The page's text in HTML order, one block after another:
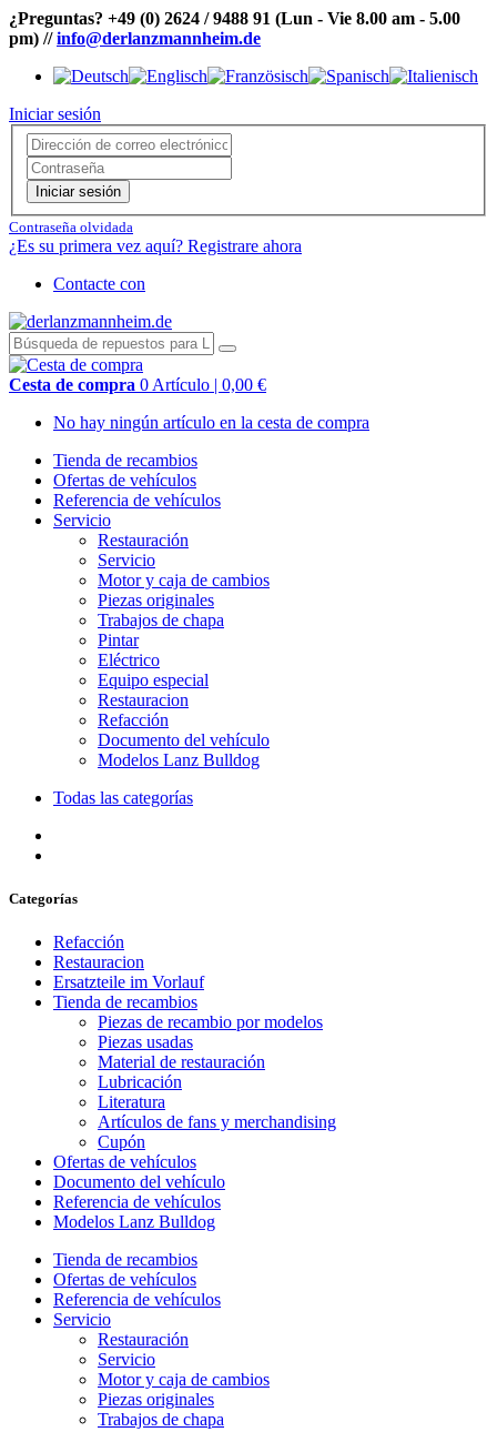
¿Preguntas? +49 (0) 2624 / 9488 91 (Lun - Vie 8.00 am - 5.00
pm) //info@derlanzmannheim.de
Iniciar sesión
Iniciar sesión
Contraseña olvidada
¿Es su primera vez aquí? Registrare ahora
Contacte con
Cesta de compra 0 Artículo | 0,00 €
No hay ningún artículo en la cesta de compra
Tienda de recambios
Ofertas de vehículos
Referencia de vehículos
Servicio
Restauración
Servicio
Motor y caja de cambios
Piezas originales
Trabajos de chapa
Pintar
Eléctrico
Equipo especial
Restauracion
Refacción
Documento del vehículo
Modelos Lanz Bulldog
Todas las categorías
Categorías
Refacción
Restauracion
Ersatzteile im Vorlauf
Tienda de recambios
Piezas de recambio por modelos
Piezas usadas
Material de restauración
Lubricación
Literatura
Artículos de fans y merchandising
Cupón
Ofertas de vehículos
Documento del vehículo
Referencia de vehículos
Modelos Lanz Bulldog
Tienda de recambios
Ofertas de vehículos
Referencia de vehículos
Servicio
Restauración
Servicio
Motor y caja de cambios
Piezas originales
Trabajos de chapa